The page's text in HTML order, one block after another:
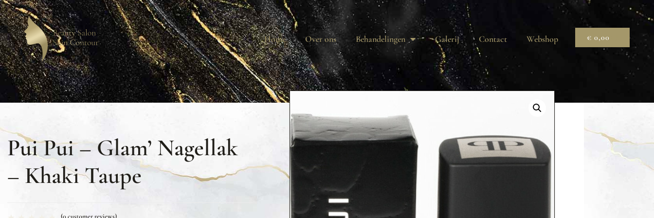
Home Over ons Behandelingen Galerij Contact Webshop € 0,00
Pui Pui – Glam’ Nagellak
– Khaki Taupe
(0customer reviews)